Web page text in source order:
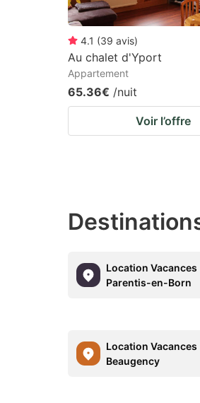
4.1 (39 avis)
Au chalet d'Yport
Appartement
65.36€ /nuit
Voir l’offre
Location Vacances
Parentis-en-Born
Location Vacances
Beaugency